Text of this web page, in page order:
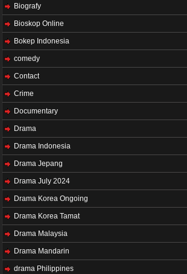
Biografy
Bioskop Online
Bokep Indonesia
comedy
Contact
Crime
Documentary
Drama
Drama Indonesia
Drama Jepang
Drama July 2024
Drama Korea Ongoing
Drama Korea Tamat
Drama Malaysia
Drama Mandarin
drama Philippines